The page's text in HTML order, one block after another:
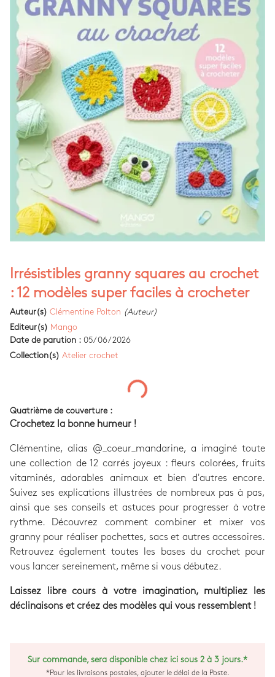
Irrésistibles granny squares au crochet
: 12 modèles super faciles à crocheter
Auteur(s) Clémentine Polton (Auteur)
Editeur(s) Mango
Date de parution : 05/06/2026
Collection(s) Atelier crochet
Quatrième de couverture :
Crochetez la bonne humeur !
Clémentine, alias @_coeur_mandarine, a imaginé toute
une collection de 12 carrés joyeux : fleurs colorées, fruits
vitaminés, adorables animaux et bien d'autres encore.
Suivez ses explications illustrées de nombreux pas à pas,
ainsi que ses conseils et astuces pour progresser à votre
rythme. Découvrez comment combiner et mixer vos
granny pour réaliser pochettes, sacs et autres accessoires.
Retrouvez également toutes les bases du crochet pour
vous lancer sereinement, même si vous débutez.
Laissez libre cours à votre imagination, multipliez les
déclinaisons et créez des modèles qui vous ressemblent !
Sur commande, sera disponible chez ici sous 2 à 3 jours.*
*Pour les livraisons postales, ajouter le délai de la Poste.